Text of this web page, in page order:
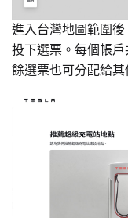
進入台灣地圖範圍
投下選票。每個帳
餘選票也可分配給其